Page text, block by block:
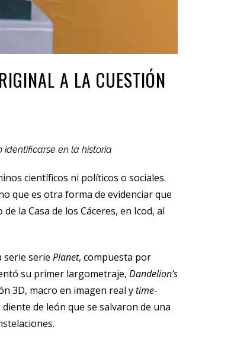
A LA CUESTIÓN
en la historia
científicos ni políticos o sociales.
que es otra forma de evidenciar que
la Casa de los Cáceres, en Icod, al
serie serie Planet, compuesta por
su primer largometraje, Dandelion’s
3D, macro en imagen real ytime-
de león que se salvaron de una